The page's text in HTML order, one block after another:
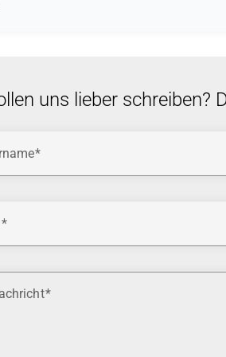
uns lieber schreiben?